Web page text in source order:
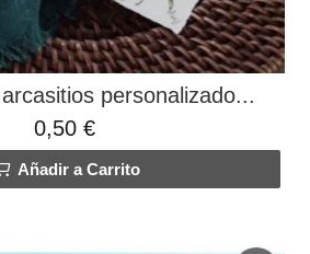
personalizado...
0,50 €
Añadir a Carrito